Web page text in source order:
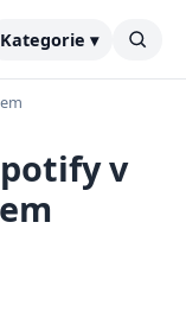
Kategorie ▾
v